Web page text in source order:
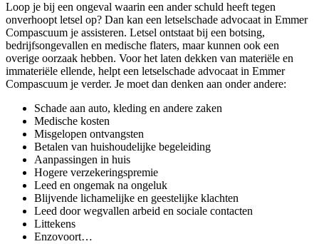
Loop je bij een ongeval waarin een ander schuld heeft tegen
onverhoopt letsel op? Dan kan een letselschade advocaat in Emmer
Compascuum je assisteren. Letsel ontstaat bij een botsing,
bedrijfsongevallen en medische flaters, maar kunnen ook een
overige oorzaak hebben. Voor het laten dekken van materiële en
immateriële ellende, helpt een letselschade advocaat in Emmer
Compascuum je verder. Je moet dan denken aan onder andere:
Schade aan auto, kleding en andere zaken
Medische kosten
Misgelopen ontvangsten
Betalen van huishoudelijke begeleiding
Aanpassingen in huis
Hogere verzekeringspremie
Leed en ongemak na ongeluk
Blijvende lichamelijke en geestelijke klachten
Leed door wegvallen arbeid en sociale contacten
Littekens
Enzovoort…